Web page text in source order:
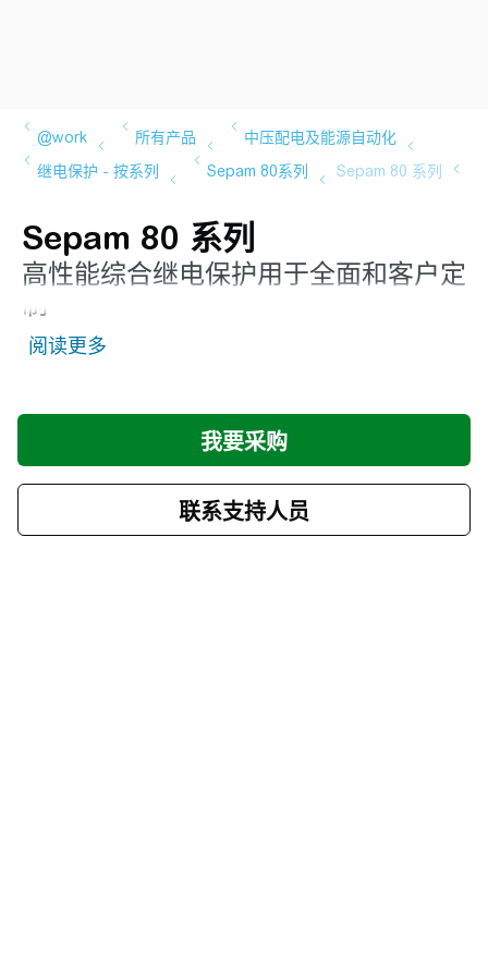
Sepam 80 系列
高性能综合继电保护用于全面和客户定
制